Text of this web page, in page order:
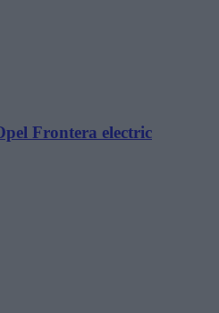
Frontera electric